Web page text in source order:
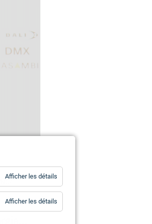
Afficher les détails
Afficher les détails